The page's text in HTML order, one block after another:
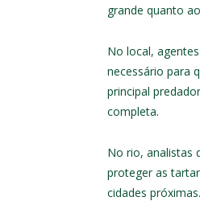
grande quanto
No local,
necessário para
principal
completa.
No rio, analistas
proteger as
cidades